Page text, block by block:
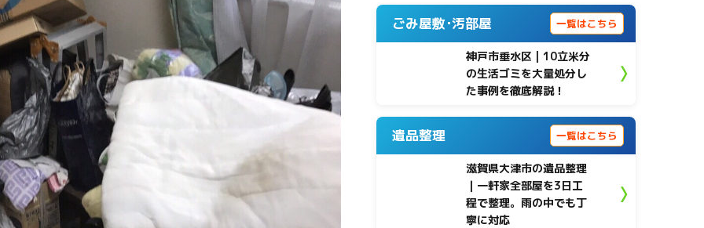
ごみ屋敷･汚部屋 一覧はこちら
神戸市垂水区 | 10立米分
の生活ゴミを大量処分し
た事例を徹底解説！
遺品整理 一覧はこちら
滋賀県大津市の遺品整理
｜一軒家全部屋を3日工
程で整理。雨の中でも丁
寧に対応